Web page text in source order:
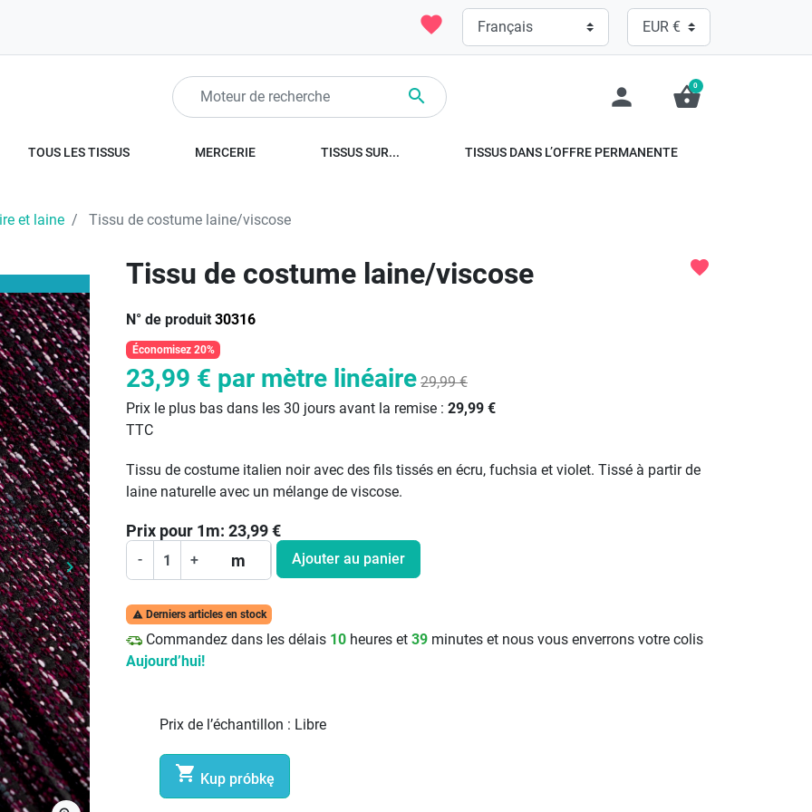
favorite
 person shopping_basket
0
TOUS LES TISSUS MERCERIE TISSUS SUR... TISSUS DANS L’OFFRE PERMANENTE
et laine Tissu de costume laine/viscose
Prochain
keyboard_arrow_right
Tissu de costume laine/viscose
N° de produit 30316
favorite
Économisez 20%
23,99 € par mètre linéaire 29,99 €
Prix le plus bas dans les 30 jours avant la remise : 29,99 €
TTC
Tissu de costume italien noir avec des fils tissés en écru, fuchsia et violet. Tissé à partir de
laine naturelle avec un mélange de viscose.
Prix pour 1m: 23,99€
- + m Ajouter au panier
 Derniers articles en stock
Commandez dans les délais 10 heures et 39 minutes et nous vous enverrons votre colis
Aujourd’hui!
Prix de l’échantillon : Libre
 Kup próbkę